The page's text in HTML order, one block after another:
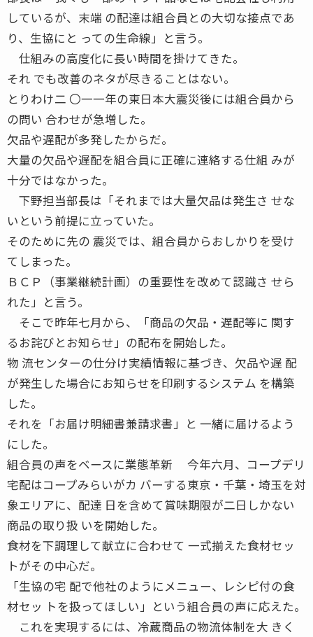
しているが、末端 の配達は組合員との大切な接点であ
り、生協にと っての生命線」と言う。
仕組みの高度化に長い時間を掛けてきた。
それ でも改善のネタが尽きることはない。
とりわけ二 〇一一年の東日本大震災後には組合員から
の問い 合わせが急増した。
欠品や遅配が多発したからだ。
大量の欠品や遅配を組合員に正確に連絡する仕組 みが
十分ではなかった。
下野担当部長は「それまでは大量欠品は発生さ せな
いという前提に立っていた。
そのために先の 震災では、組合員からおしかりを受け
てしまった。
ＢＣＰ（事業継続計画）の重要性を改めて認識さ せら
れた」と言う。
そこで昨年七月から、「商品の欠品・遅配等に 関す
るお詫びとお知らせ」の配布を開始した。
物 流センターの仕分け実績情報に基づき、欠品や遅 配
が発生した場合にお知らせを印刷するシステム を構築
した。
それを「お届け明細書兼請求書」と 一緒に届けるよう
にした。
組合員の声をベースに業態革新 今年六月、コープデリ
宅配はコープみらいがカ バーする東京・千葉・埼玉を対
象エリアに、配達 日を含めて賞味期限が二日しかない
商品の取り扱 いを開始した。
食材を下調理して献立に合わせて 一式揃えた食材セッ
トがその中心だ。
「生協の宅 配で他社のようにメニュー、レシピ付の食
材セッ トを扱ってほしい」という組合員の声に応えた。
これを実現するには、冷蔵商品の物流体制を大 きく